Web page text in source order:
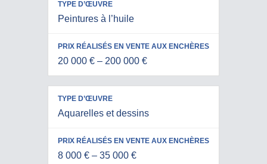
D’ŒUVRE
RÉALISÉS
AUX
ENCHÈRES
Peintures à l’huile
20 000 € – 200 000 €
Aquarelles et dessins
8 000 € – 35 000 €